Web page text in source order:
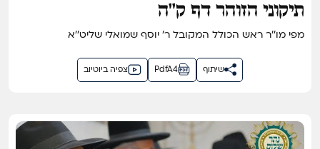
תיקוני הזוהר דף ק''ה
מפי מו''ר ראש הכולל המקובל ר' יוסף שמואלי שליט''א
צפיה ביוטיוב PdfA4 שיתוף